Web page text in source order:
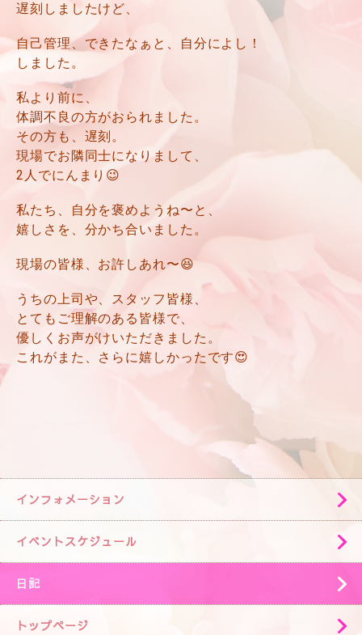
遅刻しましたけど、
自己管理、できたなぁと、自分によし！
しました。
私より前に、
体調不良の方がおられました。
その方も、遅刻。
現場でお隣同士になりまして、
2人でにんまり😉
私たち、自分を褒めようね〜と、
嬉しさを、分かち合いました。
現場の皆様、お許しあれ〜😆
うちの上司や、スタッフ皆様、
とてもご理解のある皆様で、
優しくお声がけいただきました。
これがまた、さらに嬉しかったです😍
インフォメーション
イベントスケジュール
日記
トップページ